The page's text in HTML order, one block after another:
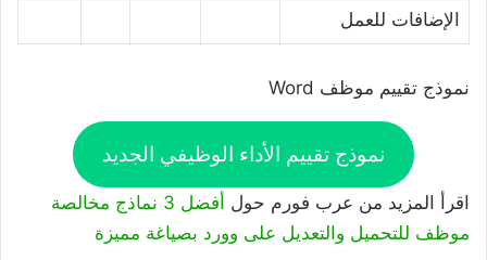
الإضافات للعمل
نموذج تقييم موظف Word
نموذج تقييم الأداء الوظيفي الجديد
اقرأ المزيد من عرب فورم حول
أفضل 3 نماذج مخالصة
موظف للتحميل والتعديل على وورد بصياغة مميزة